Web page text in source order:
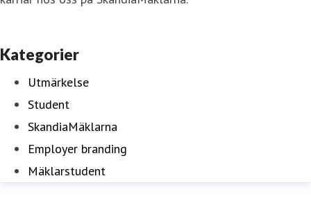
Kategorier
Utmärkelse
Student
SkandiaMäklarna
Employer branding
Mäklarstudent